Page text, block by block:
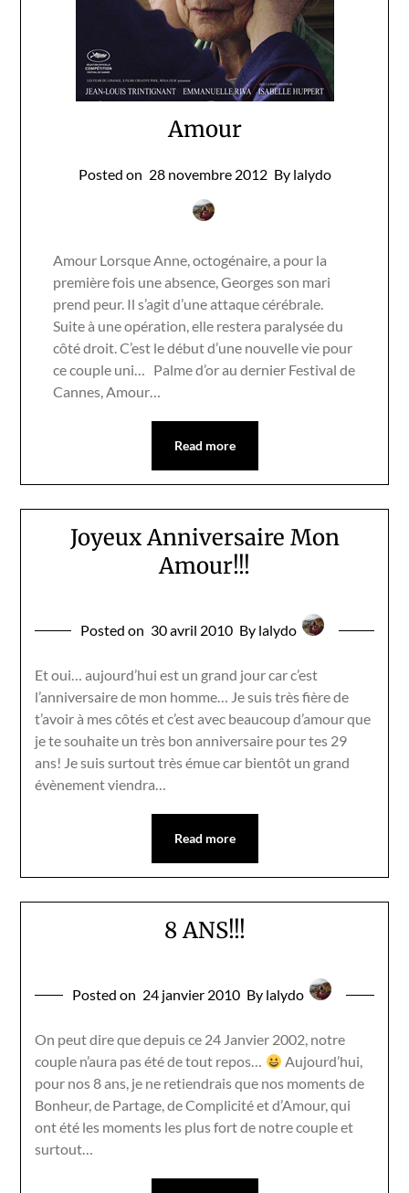
Amour
Posted on 28 novembre 2012 By lalydo
Amour Lorsque Anne, octogénaire, a pour la
première fois une absence, Georges son mari
prend peur. Il s’agit d’une attaque cérébrale.
Suite à une opération, elle restera paralysée du
côté droit. C’est le début d’une nouvelle vie pour
ce couple uni… Palme d’or au dernier Festival de
Cannes, Amour…
Read more
Joyeux Anniversaire Mon
Amour!!!
Posted on 30 avril 2010 By lalydo
Et oui… aujourd’hui est un grand jour car c’est
l’anniversaire de mon homme… Je suis très fière de
t’avoir à mes côtés et c’est avec beaucoup d’amour que
je te souhaite un très bon anniversaire pour tes 29
ans! Je suis surtout très émue car bientôt un grand
évènement viendra…
Read more
8 ANS!!!
Posted on 24 janvier 2010 By lalydo
On peut dire que depuis ce 24 Janvier 2002, notre
couple n’aura pas été de tout repos…
Aujourd’hui,
pour nos 8 ans, je ne retiendrais que nos moments de
Bonheur, de Partage, de Complicité et d’Amour, qui
ont été les moments les plus fort de notre couple et
surtout…